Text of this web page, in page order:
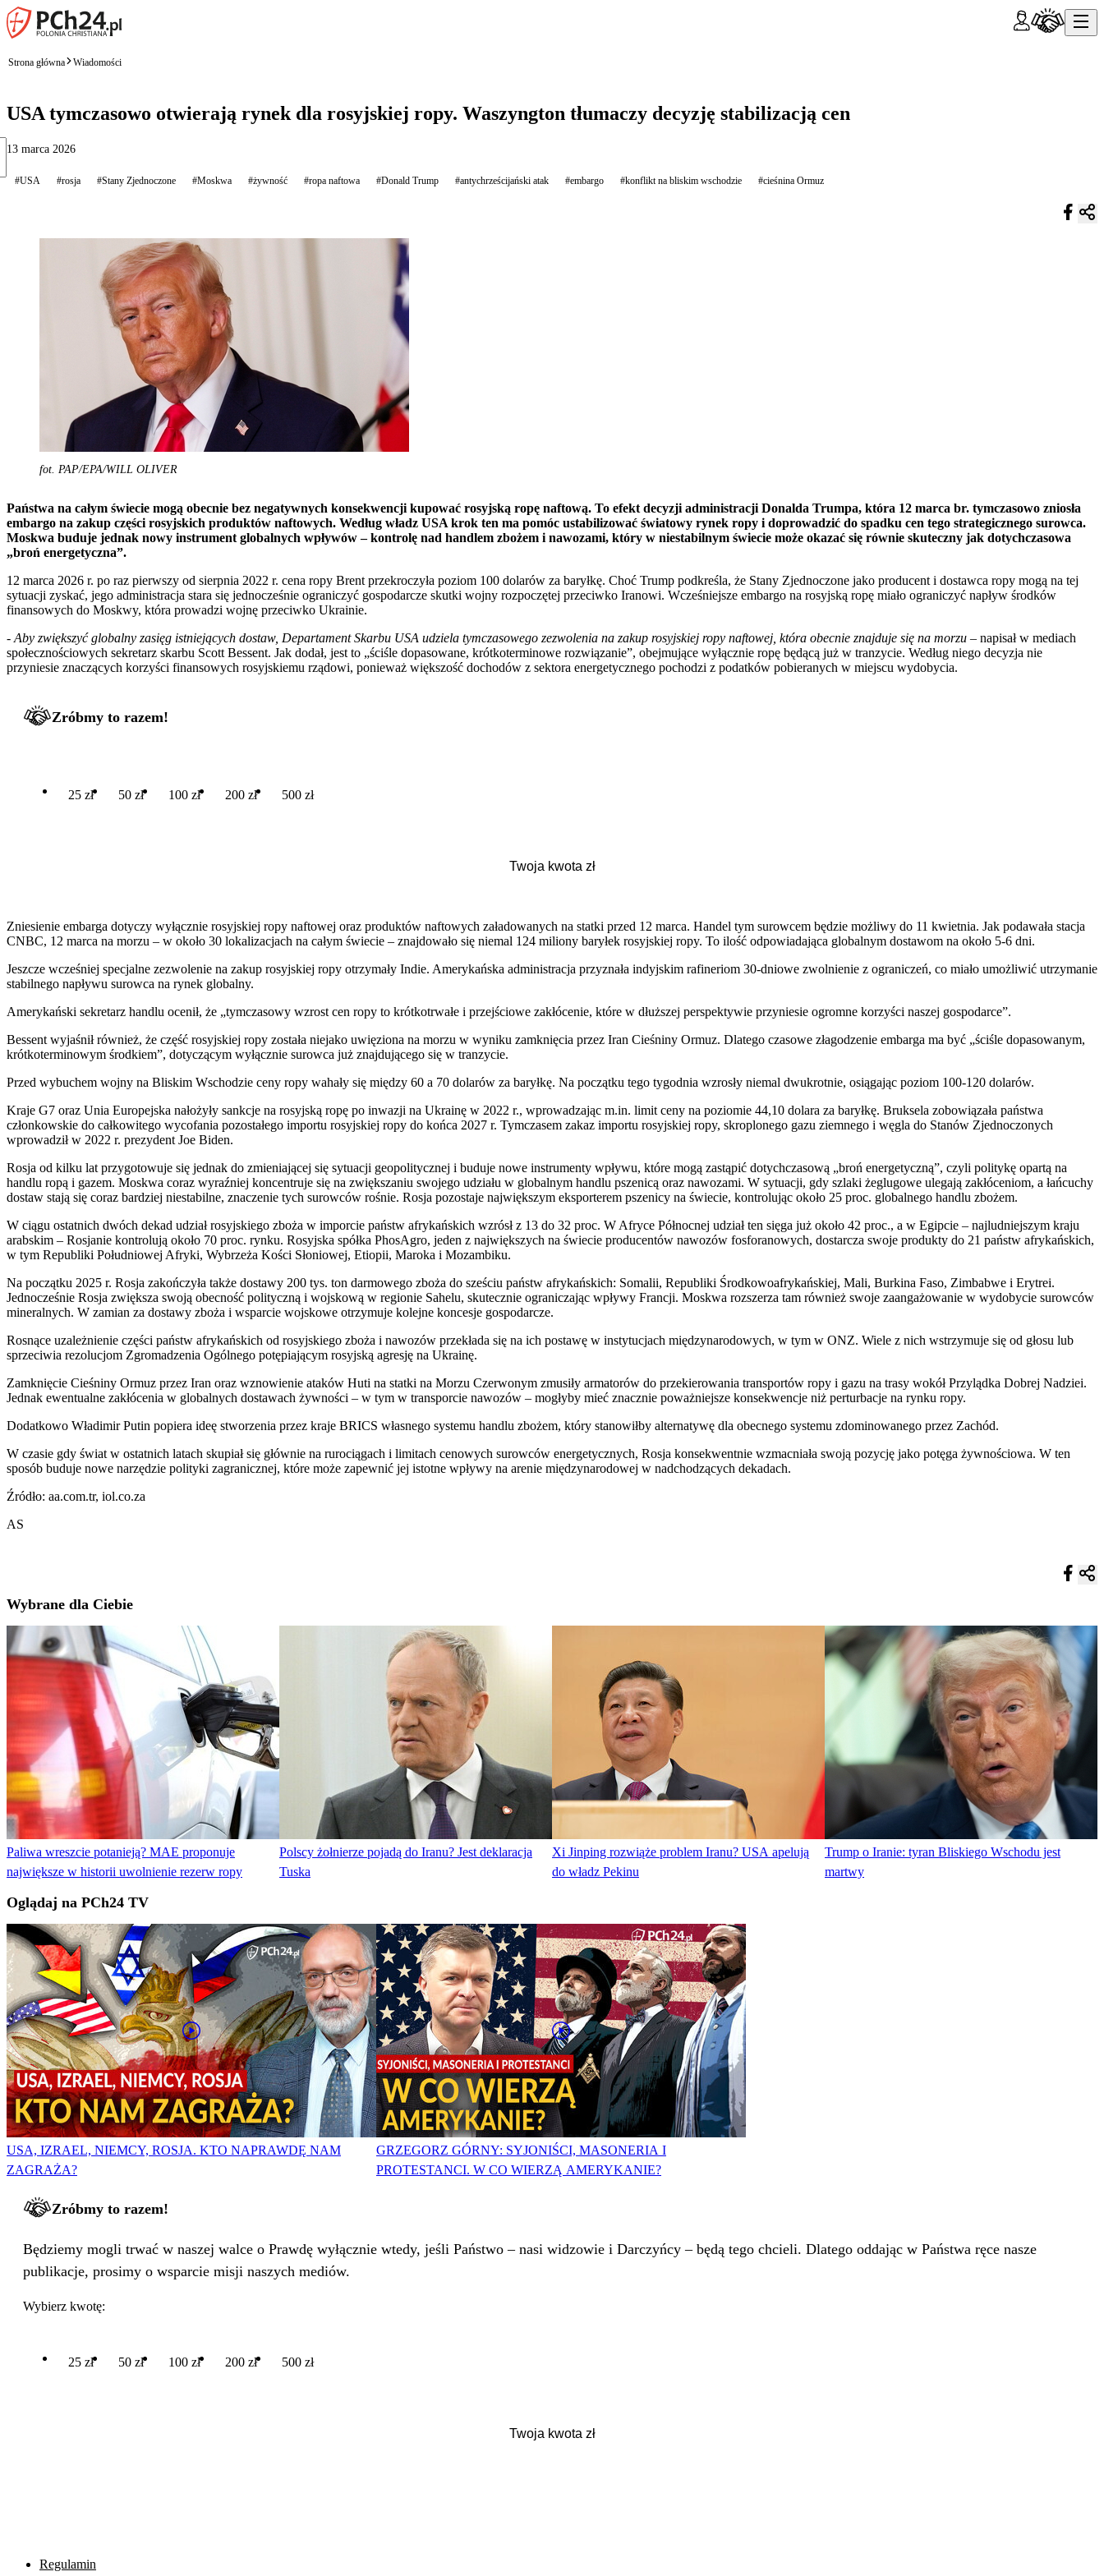
Strona główna Wiadomości
USA tymczasowo otwierają rynek dla rosyjskiej ropy. Waszyngton tłumaczy decyzję stabilizacją cen
13 marca 2026
#USA #rosja #Stany Zjednoczone #Moskwa #żywność #ropa naftowa #Donald Trump #antychrześcijański atak #embargo #konflikt na bliskim wschodzie #cieśnina Ormuz
fot. PAP/EPA/WILL OLIVER
Państwa na całym świecie mogą obecnie bez negatywnych konsekwencji kupować rosyjską ropę naftową. To efekt decyzji administracji Donalda Trumpa, która 12 marca br. tymczasowo zniosła
embargo na zakup części rosyjskich produktów naftowych. Według władz USA krok ten ma pomóc ustabilizować światowy rynek ropy i doprowadzić do spadku cen tego strategicznego surowca.
Moskwa buduje jednak nowy instrument globalnych wpływów – kontrolę nad handlem zbożem i nawozami, który w niestabilnym świecie może okazać się równie skuteczny jak dotychczasowa
„broń energetyczna”.
12 marca 2026 r. po raz pierwszy od sierpnia 2022 r. cena ropy Brent przekroczyła poziom 100 dolarów za baryłkę. Choć Trump podkreśla, że Stany Zjednoczone jako producent i dostawca ropy mogą na tej
sytuacji zyskać, jego administracja stara się jednocześnie ograniczyć gospodarcze skutki wojny rozpoczętej przeciwko Iranowi. Wcześniejsze embargo na rosyjską ropę miało ograniczyć napływ środków
finansowych do Moskwy, która prowadzi wojnę przeciwko Ukrainie.
- Aby zwiększyć globalny zasięg istniejących dostaw, Departament Skarbu USA udziela tymczasowego zezwolenia na zakup rosyjskiej ropy naftowej, która obecnie znajduje się na morzu – napisał w mediach
społecznościowych sekretarz skarbu Scott Bessent. Jak dodał, jest to „ściśle dopasowane, krótkoterminowe rozwiązanie”, obejmujące wyłącznie ropę będącą już w tranzycie. Według niego decyzja nie
przyniesie znaczących korzyści finansowych rosyjskiemu rządowi, ponieważ większość dochodów z sektora energetycznego pochodzi z podatków pobieranych w miejscu wydobycia.
Zróbmy to razem!
25 zł 50 zł 100 zł 200 zł 500 zł
Zniesienie embarga dotyczy wyłącznie rosyjskiej ropy naftowej oraz produktów naftowych załadowanych na statki przed 12 marca. Handel tym surowcem będzie możliwy do 11 kwietnia. Jak podawała stacja
CNBC, 12 marca na morzu – w około 30 lokalizacjach na całym świecie – znajdowało się niemal 124 miliony baryłek rosyjskiej ropy. To ilość odpowiadająca globalnym dostawom na około 5-6 dni.
Jeszcze wcześniej specjalne zezwolenie na zakup rosyjskiej ropy otrzymały Indie. Amerykańska administracja przyznała indyjskim rafineriom 30-dniowe zwolnienie z ograniczeń, co miało umożliwić utrzymanie
stabilnego napływu surowca na rynek globalny.
Amerykański sekretarz handlu ocenił, że „tymczasowy wzrost cen ropy to krótkotrwałe i przejściowe zakłócenie, które w dłuższej perspektywie przyniesie ogromne korzyści naszej gospodarce”.
Bessent wyjaśnił również, że część rosyjskiej ropy została niejako uwięziona na morzu w wyniku zamknięcia przez Iran Cieśniny Ormuz. Dlatego czasowe złagodzenie embarga ma być „ściśle dopasowanym,
krótkoterminowym środkiem”, dotyczącym wyłącznie surowca już znajdującego się w tranzycie.
Przed wybuchem wojny na Bliskim Wschodzie ceny ropy wahały się między 60 a 70 dolarów za baryłkę. Na początku tego tygodnia wzrosły niemal dwukrotnie, osiągając poziom 100-120 dolarów.
Kraje G7 oraz Unia Europejska nałożyły sankcje na rosyjską ropę po inwazji na Ukrainę w 2022 r., wprowadzając m.in. limit ceny na poziomie 44,10 dolara za baryłkę. Bruksela zobowiązała państwa
członkowskie do całkowitego wycofania pozostałego importu rosyjskiej ropy do końca 2027 r. Tymczasem zakaz importu rosyjskiej ropy, skroplonego gazu ziemnego i węgla do Stanów Zjednoczonych
wprowadził w 2022 r. prezydent Joe Biden.
Rosja od kilku lat przygotowuje się jednak do zmieniającej się sytuacji geopolitycznej i buduje nowe instrumenty wpływu, które mogą zastąpić dotychczasową „broń energetyczną”, czyli politykę opartą na
handlu ropą i gazem. Moskwa coraz wyraźniej koncentruje się na zwiększaniu swojego udziału w globalnym handlu pszenicą oraz nawozami. W sytuacji, gdy szlaki żeglugowe ulegają zakłóceniom, a łańcuchy
dostaw stają się coraz bardziej niestabilne, znaczenie tych surowców rośnie. Rosja pozostaje największym eksporterem pszenicy na świecie, kontrolując około 25 proc. globalnego handlu zbożem.
W ciągu ostatnich dwóch dekad udział rosyjskiego zboża w imporcie państw afrykańskich wzrósł z 13 do 32 proc. W Afryce Północnej udział ten sięga już około 42 proc., a w Egipcie – najludniejszym kraju
arabskim – Rosjanie kontrolują około 70 proc. rynku. Rosyjska spółka PhosAgro, jeden z największych na świecie producentów nawozów fosforanowych, dostarcza swoje produkty do 21 państw afrykańskich,
w tym Republiki Południowej Afryki, Wybrzeża Kości Słoniowej, Etiopii, Maroka i Mozambiku.
Na początku 2025 r. Rosja zakończyła także dostawy 200 tys. ton darmowego zboża do sześciu państw afrykańskich: Somalii, Republiki Środkowoafrykańskiej, Mali, Burkina Faso, Zimbabwe i Erytrei.
Jednocześnie Rosja zwiększa swoją obecność polityczną i wojskową w regionie Sahelu, skutecznie ograniczając wpływy Francji. Moskwa rozszerza tam również swoje zaangażowanie w wydobycie surowców
mineralnych. W zamian za dostawy zboża i wsparcie wojskowe otrzymuje kolejne koncesje gospodarcze.
Rosnące uzależnienie części państw afrykańskich od rosyjskiego zboża i nawozów przekłada się na ich postawę w instytucjach międzynarodowych, w tym w ONZ. Wiele z nich wstrzymuje się od głosu lub
sprzeciwia rezolucjom Zgromadzenia Ogólnego potępiającym rosyjską agresję na Ukrainę.
Zamknięcie Cieśniny Ormuz przez Iran oraz wznowienie ataków Huti na statki na Morzu Czerwonym zmusiły armatorów do przekierowania transportów ropy i gazu na trasy wokół Przylądka Dobrej Nadziei.
Jednak ewentualne zakłócenia w globalnych dostawach żywności – w tym w transporcie nawozów – mogłyby mieć znacznie poważniejsze konsekwencje niż perturbacje na rynku ropy.
Dodatkowo Władimir Putin popiera ideę stworzenia przez kraje BRICS własnego systemu handlu zbożem, który stanowiłby alternatywę dla obecnego systemu zdominowanego przez Zachód.
W czasie gdy świat w ostatnich latach skupiał się głównie na rurociągach i limitach cenowych surowców energetycznych, Rosja konsekwentnie wzmacniała swoją pozycję jako potęga żywnościowa. W ten
sposób buduje nowe narzędzie polityki zagranicznej, które może zapewnić jej istotne wpływy na arenie międzynarodowej w nadchodzących dekadach.
Źródło: aa.com.tr, iol.co.za
AS
Wybrane dla Ciebie
Paliwa wreszcie potanieją? MAE proponuje
największe w historii uwolnienie rezerw ropy
Polscy żołnierze pojadą do Iranu? Jest deklaracja
Tuska
Xi Jinping rozwiąże problem Iranu? USA apelują
do władz Pekinu
Trump o Iranie: tyran Bliskiego Wschodu jest
martwy
Oglądaj na PCh24 TV
USA, IZRAEL, NIEMCY, ROSJA. KTO NAPRAWDĘ NAM
ZAGRAŻA?
GRZEGORZ GÓRNY: SYJONIŚCI, MASONERIA I
PROTESTANCI. W CO WIERZĄ AMERYKANIE?
Zróbmy to razem!
Będziemy mogli trwać w naszej walce o Prawdę wyłącznie wtedy, jeśli Państwo – nasi widzowie i Darczyńcy – będą tego chcieli. Dlatego oddając w Państwa ręce nasze
publikacje, prosimy o wsparcie misji naszych mediów.
Wybierz kwotę:
25 zł 50 zł 100 zł 200 zł 500 zł
Regulamin